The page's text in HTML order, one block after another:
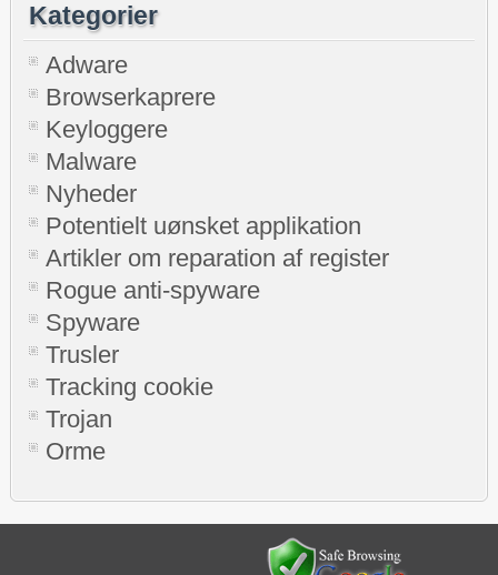
Kategorier
Adware
Browserkaprere
Keyloggere
Malware
Nyheder
Potentielt uønsket applikation
Artikler om reparation af register
Rogue anti-spyware
Spyware
Trusler
Tracking cookie
Trojan
Orme